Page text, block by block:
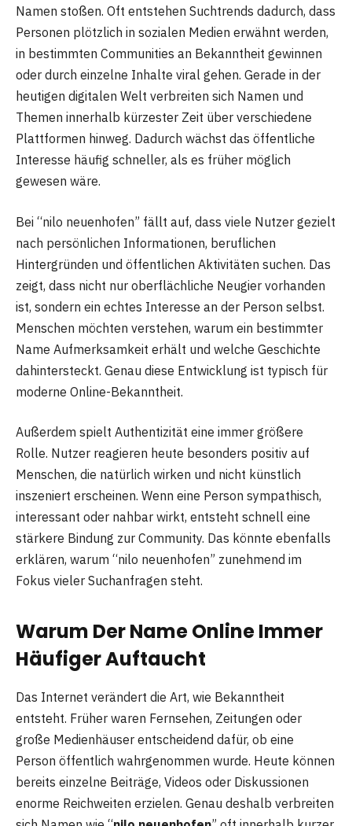
Namen stoßen. Oft entstehen Suchtrends dadurch, dass
Personen plötzlich in sozialen Medien erwähnt werden,
in bestimmten Communities an Bekanntheit gewinnen
oder durch einzelne Inhalte viral gehen. Gerade in der
heutigen digitalen Welt verbreiten sich Namen und
Themen innerhalb kürzester Zeit über verschiedene
Plattformen hinweg. Dadurch wächst das öffentliche
Interesse häufig schneller, als es früher möglich
gewesen wäre.
Bei “nilo neuenhofen” fällt auf, dass viele Nutzer gezielt
nach persönlichen Informationen, beruflichen
Hintergründen und öffentlichen Aktivitäten suchen. Das
zeigt, dass nicht nur oberflächliche Neugier vorhanden
ist, sondern ein echtes Interesse an der Person selbst.
Menschen möchten verstehen, warum ein bestimmter
Name Aufmerksamkeit erhält und welche Geschichte
dahintersteckt. Genau diese Entwicklung ist typisch für
moderne Online-Bekanntheit.
Außerdem spielt Authentizität eine immer größere
Rolle. Nutzer reagieren heute besonders positiv auf
Menschen, die natürlich wirken und nicht künstlich
inszeniert erscheinen. Wenn eine Person sympathisch,
interessant oder nahbar wirkt, entsteht schnell eine
stärkere Bindung zur Community. Das könnte ebenfalls
erklären, warum “nilo neuenhofen” zunehmend im
Fokus vieler Suchanfragen steht.
Warum Der Name Online Immer
Häufiger Auftaucht
Das Internet verändert die Art, wie Bekanntheit
entsteht. Früher waren Fernsehen, Zeitungen oder
große Medienhäuser entscheidend dafür, ob eine
Person öffentlich wahrgenommen wurde. Heute können
bereits einzelne Beiträge, Videos oder Diskussionen
enorme Reichweiten erzielen. Genau deshalb verbreiten